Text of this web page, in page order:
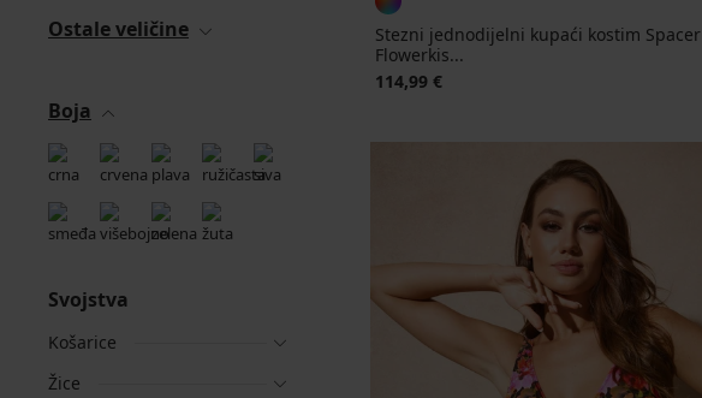
Ostale veličine
Boja
Svojstva
Košarice
Žice
Stezni jednodijelni kupaći kostim Spacer
Flowerkis...
114,99 €